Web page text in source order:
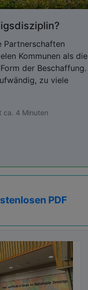
Partnerschaften
Kommunen als die
der Beschaffung.
zu viele
ca. 4 Minuten
PDF